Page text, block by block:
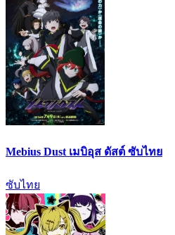
Mebius Dust เมบิอุส ดัสต์ ซับไทย
ซับไทย